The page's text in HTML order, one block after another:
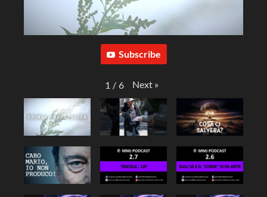
Subscribe
1 / 6 Next »